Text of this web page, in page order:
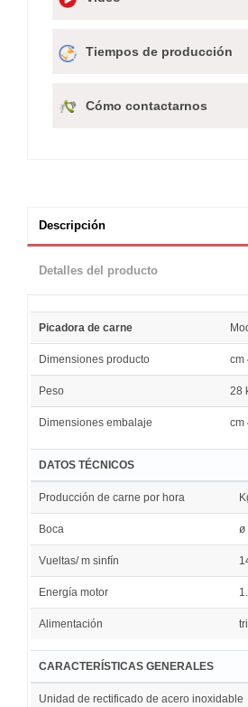
Tiempos de producción
Cómo contactarnos
Descripción
Detalles del producto
Picadora de carne
Dimensiones producto cm
Peso 28
Dimensiones embalaje cm
DATOS TÉCNICOS
Producción de carne por hora
Boca ø
Vueltas/ m sinfín
Energía motor
Alimentación
CARACTERÍSTICAS GENERALES
Unidad de rectificado de acero inoxidable